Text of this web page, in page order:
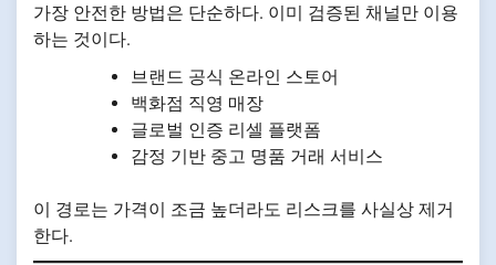
가장 안전한 방법은 단순하다. 이미 검증된 채널만 이용
하는 것이다.
브랜드 공식 온라인 스토어
백화점 직영 매장
글로벌 인증 리셀 플랫폼
감정 기반 중고 명품 거래 서비스
이 경로는 가격이 조금 높더라도 리스크를 사실상 제거
한다.